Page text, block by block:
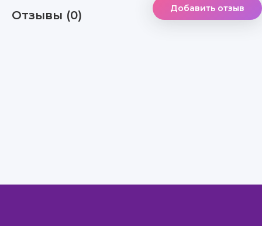
Отзывы (0) Добавить отзыв